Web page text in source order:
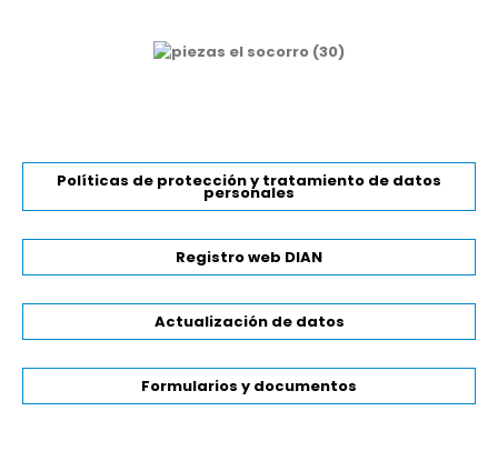
Políticas de protección y tratamiento de datos
personales
Registro web DIAN
Actualización de datos
Formularios y documentos